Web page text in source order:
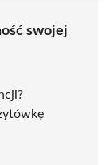
swojej